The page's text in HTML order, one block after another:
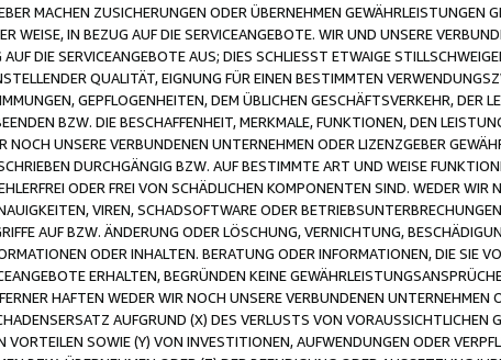
MACHEN ZUSICHERUNGEN ODER ÜBERNEHMEN GEWÄHRLEISTUNGEN
WEISE, IN BEZUG AUF DIE SERVICEANGEBOTE. WIR UND UNSERE
DIE SERVICEANGEBOTE AUS; DIES SCHLIESST ETWAIGE
QUALITÄT, EIGNUNG FÜR EINEN BESTIMMTEN
GEPFLOGENHEITEN, DEM ÜBLICHEN GESCHÄFTSVERKEHR, DER
BZW. DIE BESCHAFFENHEIT, MERKMALE, FUNKTIONEN, DEN
NOCH UNSERE VERBUNDENEN UNTERNEHMEN ODER LIZENZGEBER
DURCHGÄNGIG BZW. AUF BESTIMMTE ART UND WEISE
ODER FREI VON SCHÄDLICHEN KOMPONENTEN SIND. WEDER
VIREN, SCHADSOFTWARE ODER
AUF BZW. ÄNDERUNG ODER LÖSCHUNG, VERNICHTUNG,
ODER INHALTEN. BERATUNG ODER INFORMATIONEN, DIE SIE
ERHALTEN, BEGRÜNDEN KEINE
HAFTEN WEDER WIR NOCH UNSERE VERBUNDENEN
AUFGRUND (X) DES VERLUSTS VON VORAUSSICHTLICHEN
VORTEILEN SOWIE (Y) VON INVESTITIONEN, AUFWENDUNGEN ODER